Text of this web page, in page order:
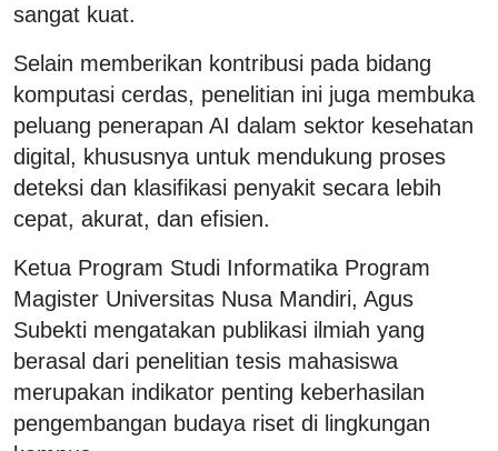
sangat kuat.
Selain memberikan kontribusi pada bidang
komputasi cerdas, penelitian ini juga membuka
peluang penerapan AI dalam sektor kesehatan
digital, khususnya untuk mendukung proses
deteksi dan klasifikasi penyakit secara lebih
cepat, akurat, dan efisien.
Ketua Program Studi Informatika Program
Magister Universitas Nusa Mandiri, Agus
Subekti mengatakan publikasi ilmiah yang
berasal dari penelitian tesis mahasiswa
merupakan indikator penting keberhasilan
pengembangan budaya riset di lingkungan